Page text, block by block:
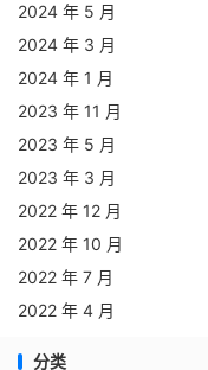
2024 年 5 月
2024 年 3 月
2024 年 1 月
2023 年 11 月
2023 年 5 月
2023 年 3 月
2022 年 12 月
2022 年 10 月
2022 年 7 月
2022 年 4 月
分类